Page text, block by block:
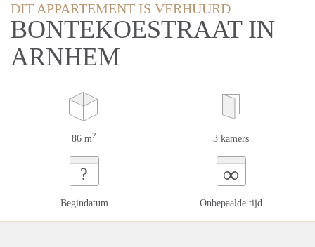
DIT APPARTEMENT IS VERHUURD
BONTEKOESTRAAT IN
ARNHEM
86 m2 3 kamers
?
Begindatum
∞
Onbepaalde tijd